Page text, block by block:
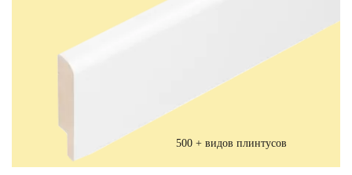
500 + видов плинтусов